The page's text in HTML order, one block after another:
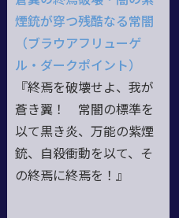
煙銃が穿つ残酷なる常闇
（ブラウアフリューゲ
ル・ダークポイント）
『終焉を破壊せよ、我が
蒼き翼！ 常闇の標準を
以て黒き炎、万能の紫煙
銃、自殺衝動を以て、そ
の終焉に終焉を！』